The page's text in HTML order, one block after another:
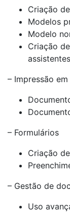
Criação
Modelos
Modelo
Criação
assistentes
– Impressão
– Formulários
Criação
– Gestão de
Uso